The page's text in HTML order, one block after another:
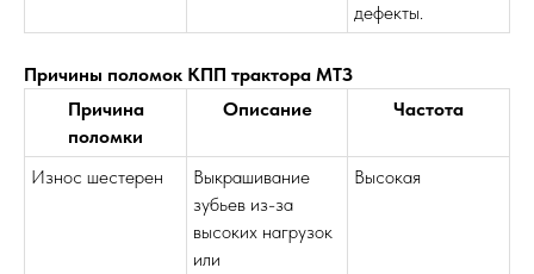
дефекты.
Причины поломок КПП трактора МТЗ
Причина
поломки
Описание Частота
Износ шестерен
Выкрашивание
зубьев из-за
высоких нагрузок
или
Высокая